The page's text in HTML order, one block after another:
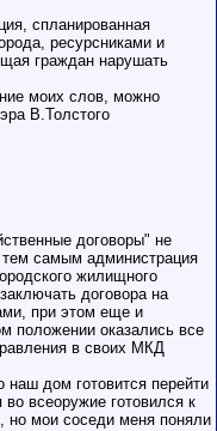
спланированная
ресурсниками и
граждан нарушать
моих слов, можно
В.Толстого
договоры" не
самым администрация
жилищного
договора на
при этом еще и
положении оказались все
в своих МКД
наш дом готовится перейти
всеоружие готовился к
но мои соседи меня поняли